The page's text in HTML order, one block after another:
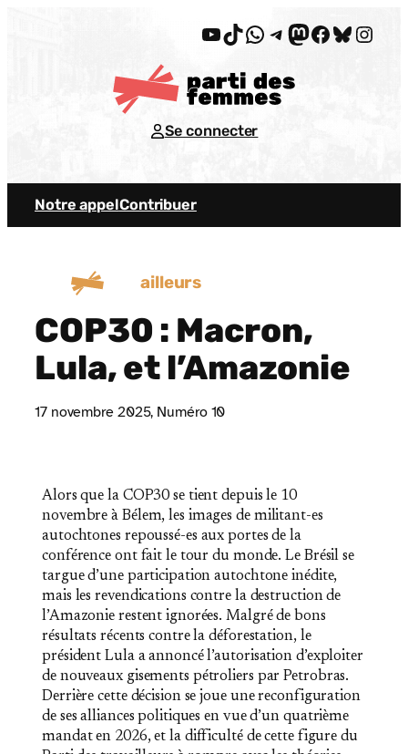
YouTube
TikTok
WhatsApp
Telegram
Mastodon
Facebook
Bluesky
Se connecter
Notre appelContribuer
ailleurs
COP30 : Macron,
Lula, et l’Amazonie
17 novembre 2025, Numéro 10
Alors que la COP30 se tient depuis le 10
novembre à Bélem, les images de militant-es
autochtones repoussé-es aux portes de la
conférence ont fait le tour du monde. Le Brésil se
targue d’une participation autochtone inédite,
mais les revendications contre la destruction de
l’Amazonie restent ignorées. Malgré de bons
résultats récents contre la déforestation, le
président Lula a annoncé l’autorisation d’exploiter
de nouveaux gisements pétroliers par Petrobras.
Derrière cette décision se joue une reconfiguration
de ses alliances politiques en vue d’un quatrième
mandat en 2026, et la difficulté de cette figure du